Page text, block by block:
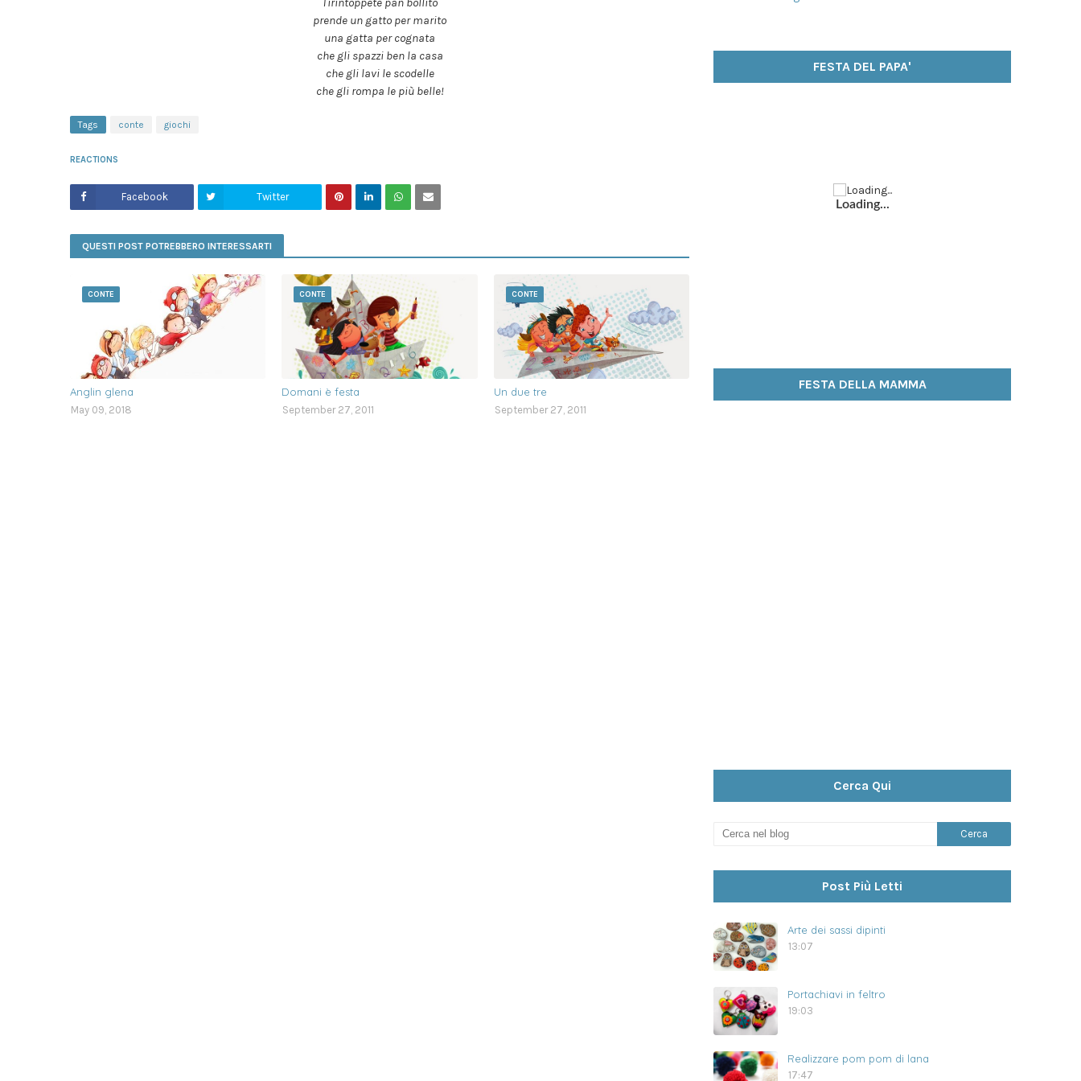
prende un gatto per marito
una gatta per cognata
che gli spazzi ben la casa
che gli lavi le scodelle
che gli rompa le più belle!
Tags conte giochi
REACTIONS
Facebook Twitter
QUESTI POST POTREBBERO INTERESSARTI
CONTE
Anglin glena
May 09, 2018
CONTE
Domani è festa
September 27, 2011
CONTE
Un due tre
September 27, 2011
FESTA DEL PAPA'
Loading...
FESTA DELLA MAMMA
Cerca Qui
Post Più Letti
Arte dei sassi dipinti
13:07
Portachiavi in feltro
19:03
Realizzare pom pom di lana
17:47